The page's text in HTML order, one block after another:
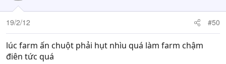
19/2/12 #50
lúc farm ấn chuột phải hụt nhìu quá làm farm chậm
điên tức quá